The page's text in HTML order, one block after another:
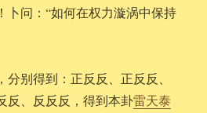
卜问：“如何在权力漩涡中保持
，分别得到：正反反、正反反、
反、反反反，得到本卦雷天泰